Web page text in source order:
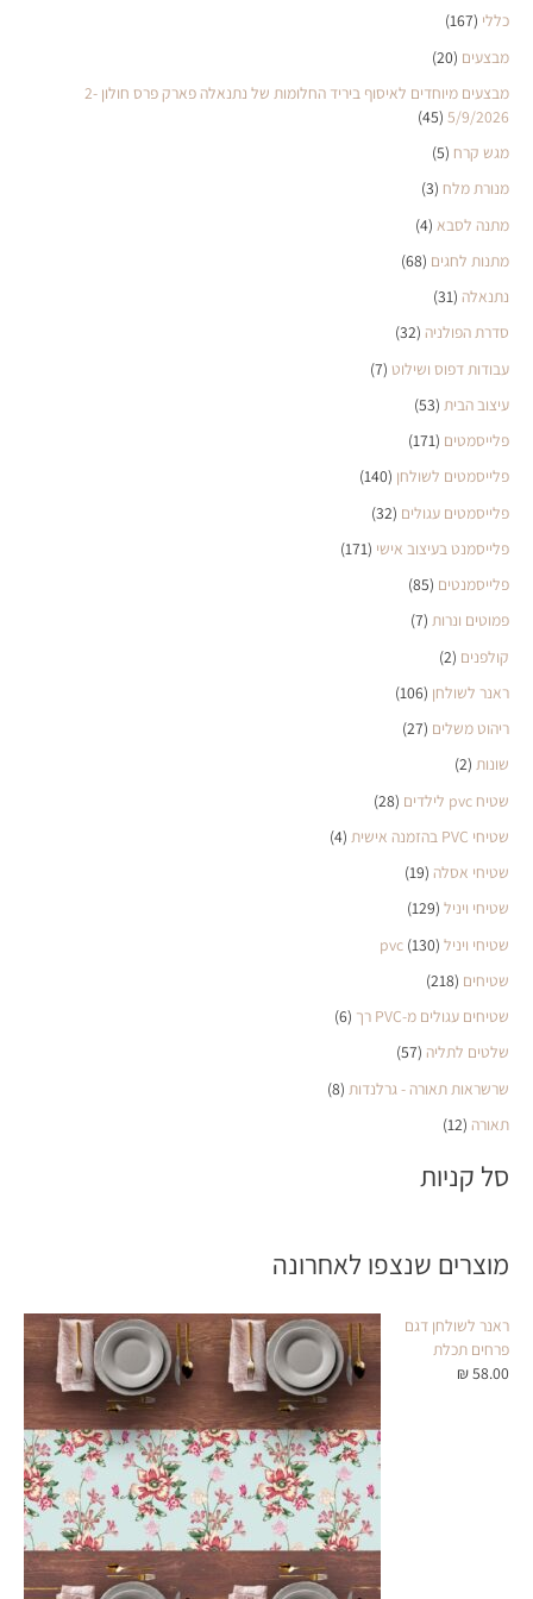
כללי (167)
מבצעים (20)
מבצעים מיוחדים לאיסוף ביריד החלומות של נתנאלה פארק פרס חולון 2-
5/9/2026
(45)
מגש קרח (5)
מנורת מלח (3)
מתנה לסבא (4)
מתנות לחגים (68)
נתנאלה (31)
סדרת הפולניה (32)
עבודות דפוס ושילוט (7)
עיצוב הבית (53)
פלייסמטים (171)
פלייסמטים לשולחן (140)
פלייסמטים עגולים (32)
פלייסמנט בעיצוב אישי (171)
פלייסמנטים (85)
פמוטים ונרות (7)
קולפנים (2)
ראנר לשולחן (106)
ריהוט משלים (27)
שונות (2)
שטיח pvc לילדים
(28)
שטיחי PVC בהזמנה אישית
(4)
שטיחי אסלה (19)
שטיחי ויניל (129)
שטיחי ויניל pvc (130)
שטיחים (218)
שטיחים עגולים מ-PVC רך
(6)
שלטים לתליה (57)
שרשראות תאורה - גרלנדות (8)
תאורה (12)
סל קניות
מוצרים שנצפו לאחרונה
ראנר לשולחן דגם
פרחים תכלת
₪58.00